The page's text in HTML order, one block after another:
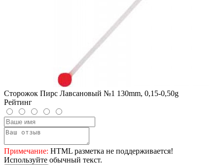
Сторожок Пирс Лавсановый №1 130mm, 0,15-0,50g
Рейтинг
Примечание: HTML разметка не поддерживается!
Используйте обычный текст.